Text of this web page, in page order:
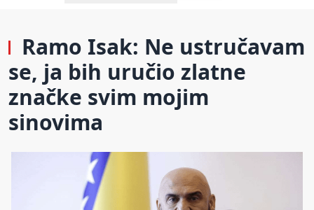
Ramo Isak: Ne ustručavam
se, ja bih uručio zlatne
značke svim mojim
sinovima